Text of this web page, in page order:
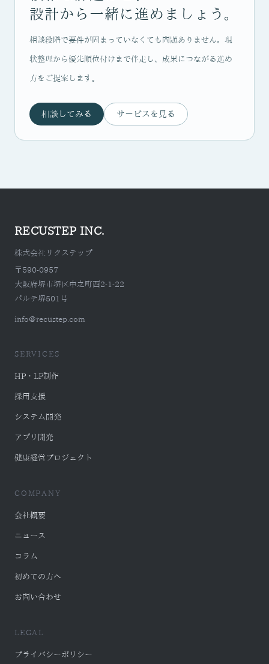
設計から一緒に進めましょう。
相談段階で要件が固まっていなくても問題ありません。現
状整理から優先順位付けまで伴走し、成果につながる進め
方をご提案します。
相談してみる サービスを見る
RECUSTEP INC.
株式会社リクステップ
〒590-0957
大阪府堺市堺区中之町西2-1-22
パルテ堺501号
info@recustep.com
SERVICES
HP・LP制作
採用支援
システム開発
アプリ開発
健康経営プロジェクト
COMPANY
会社概要
ニュース
コラム
初めての方へ
お問い合わせ
LEGAL
プライバシーポリシー